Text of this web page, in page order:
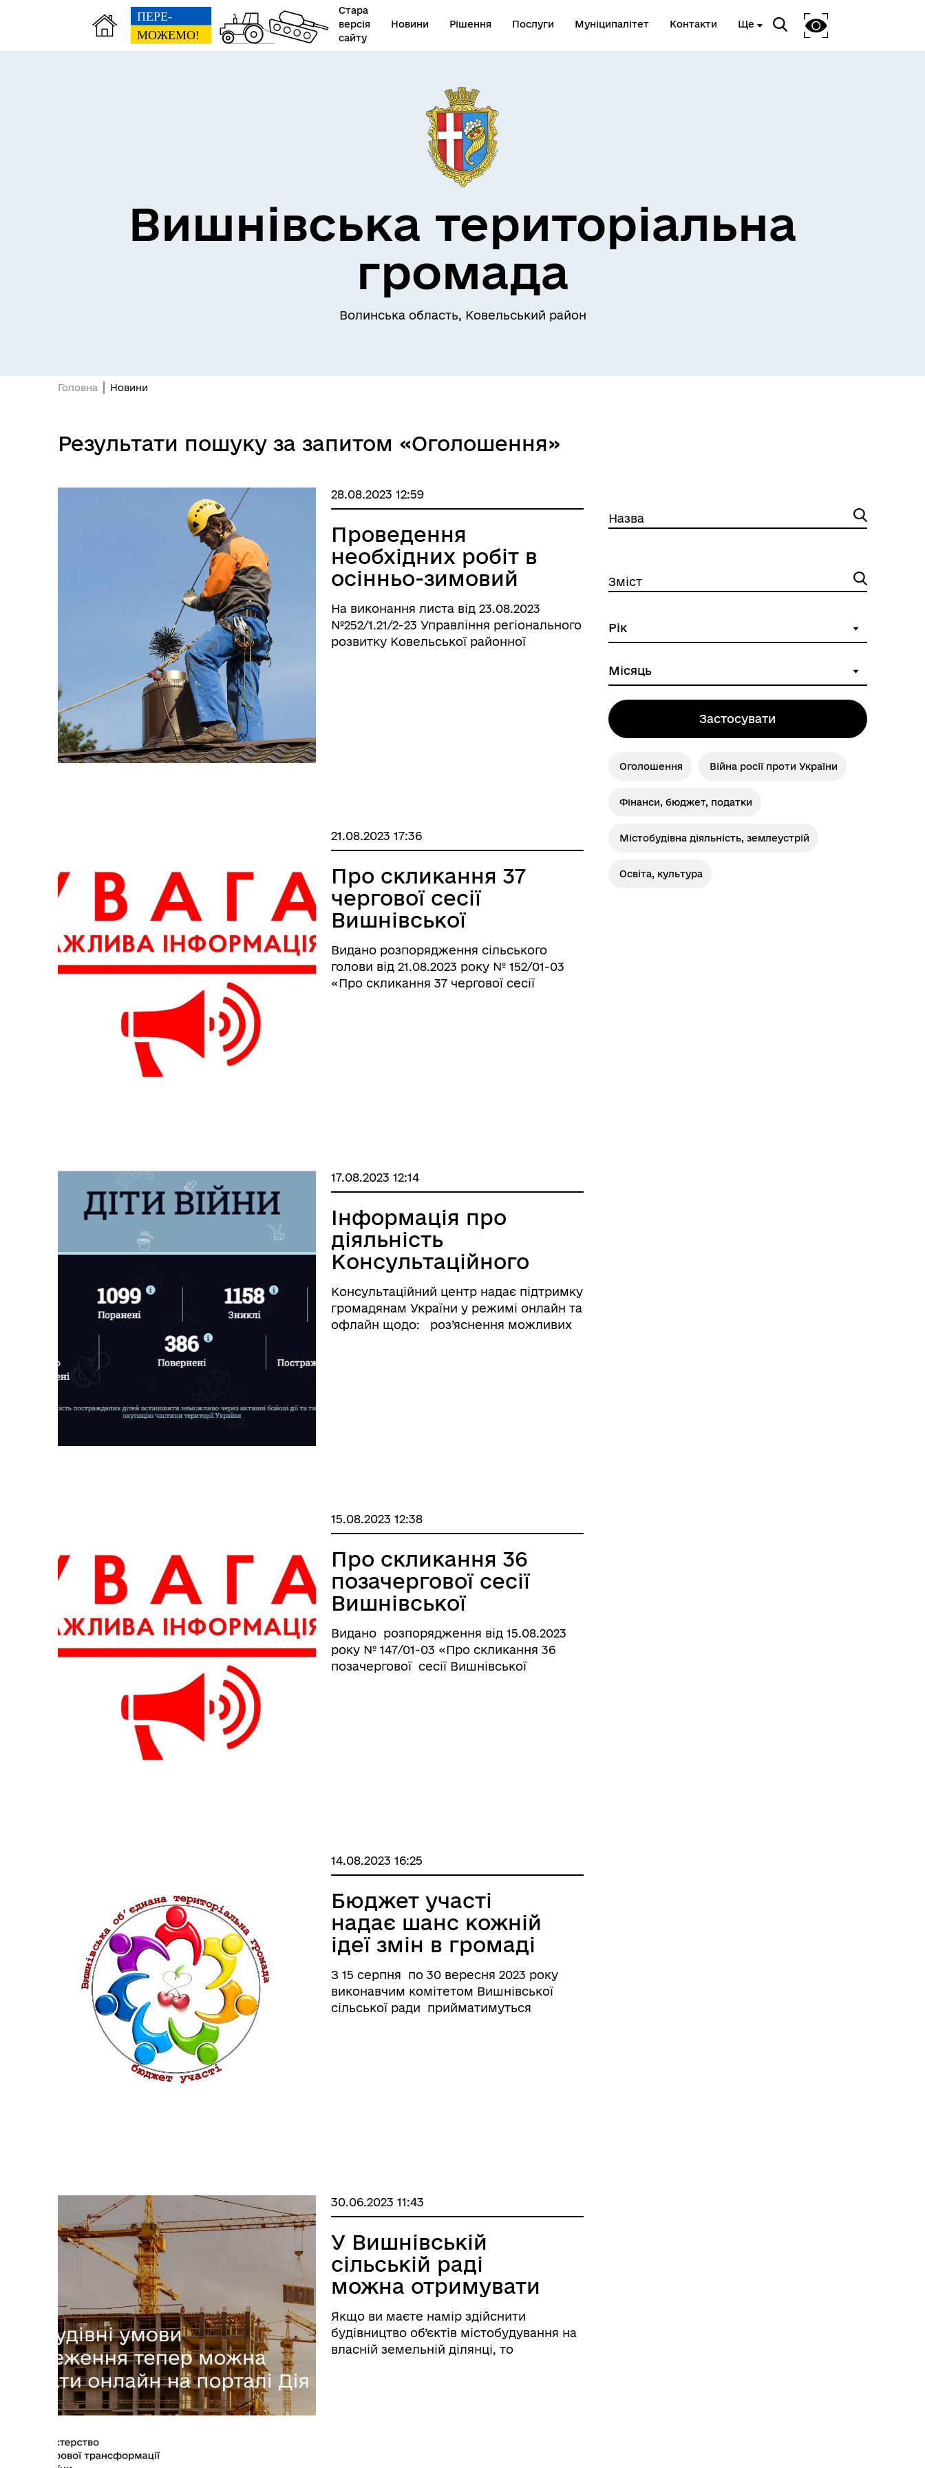
Стара
версія
сайту
Новини Рішення Послуги Муніципалітет Контакти Ще
Відділ з питань юридичного
забезпечення ради
Центр надання соціальних
послуг
Служба у справах дітей
Регуляторна діяльність
Вишнівська територіальна
громада
Волинська область, Ковельський район
Головна Новини
Результати пошуку за запитом «Оголошення»
28.08.2023 12:59
Проведення
необхідних робіт в
осінньо-зимовий
період 2023-2024
років відносно
димовентиляційних
На виконання листа від 23.08.2023
№252/1.21/2-23 Управління регіонального
розвитку Ковельської районної
21.08.2023 17:36
Про скликання 37
чергової сесії
Вишнівської
сільської ради
Видано розпорядження сільського
голови від 21.08.2023 року № 152/01-03
«Про скликання 37 чергової сесії
17.08.2023 12:14
Інформація про
діяльність
Консультаційного
центру
Уповноваженого
Верховної Ради
Консультаційний центр надає підтримку
громадянам України у режимі онлайн та
офлайн щодо: роз’яснення можливих
15.08.2023 12:38
Про скликання 36
позачергової сесії
Вишнівської
сільської ради
Видано розпорядження від 15.08.2023
року № 147/01-03 «Про скликання 36
позачергової сесії Вишнівської
14.08.2023 16:25
Бюджет участі
надає шанс кожній
ідеї змін в громаді
З 15 серпня по 30 вересня 2023 року
виконавчим комітетом Вишнівської
сільської ради прийматимуться
30.06.2023 11:43
У Вишнівській
сільській раді
можна отримувати
витяг про
містобудівні умови
та обмеження
Якщо ви маєте намір здійснити
будівництво об’єктів містобудування на
власній земельній ділянці, то
Назва
Зміст
Застосувати
Оголошення Війна росії проти України
Фінанси, бюджет, податки
Містобудівна діяльність, землеустрій
Освіта, культура